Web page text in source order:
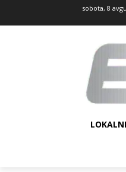
sobota, 8